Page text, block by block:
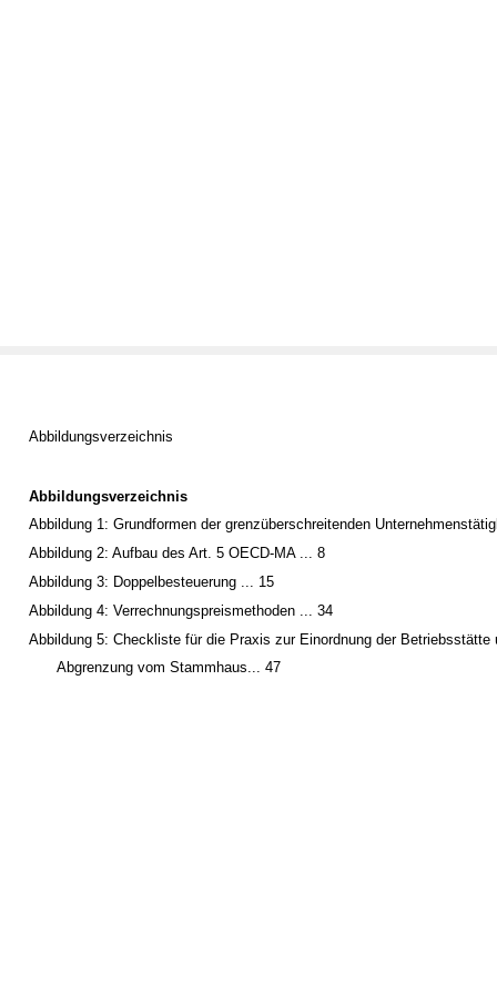
Abbildungsverzeichnis
Abbildungsverzeichnis
Abbildung 1: Grundformen der grenzüberschreitenden
Abbildung 2: Aufbau des Art. 5 OECD-MA ... 8
Abbildung 3: Doppelbesteuerung ... 15
Abbildung 4: Verrechnungspreismethoden ... 34
Abbildung 5: Checkliste für die Praxis zur Einordnung der Betriebsstätte
Abgrenzung vom Stammhaus... 47